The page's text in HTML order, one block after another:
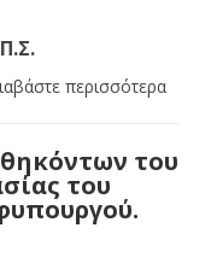
περισσότερα
του
του